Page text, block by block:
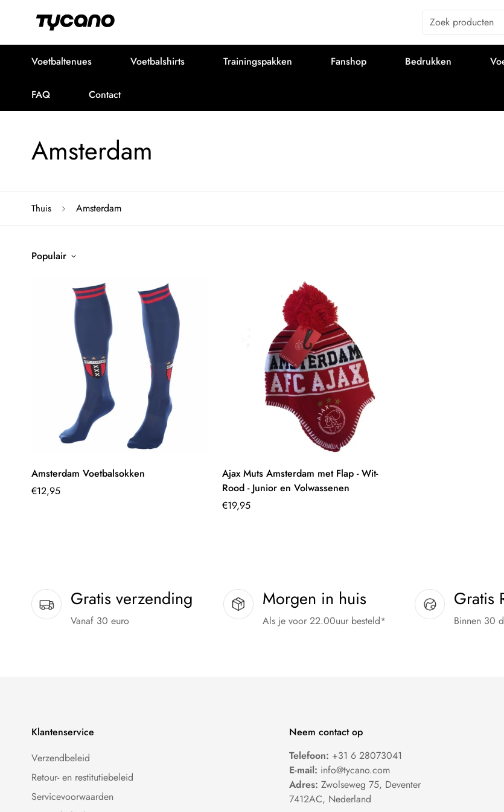
Zoek producten
Voetbaltenues Voetbalshirts Trainingspakken Fanshop Bedrukken
FAQ Contact
Amsterdam
Thuis Amsterdam
Populair
Amsterdam Voetbalsokken
Normale
€12,95
Ajax Muts Amsterdam met Flap - Wit-
Rood - Junior en Volwassenen
Normale
€19,95
Gratis verzending
Vanaf 30 euro
Morgen in huis
Als je voor 22.00uur besteld*
Gratis
Binnen 30
Klantenservice
Verzendbeleid
Retour- en restitutiebeleid
Servicevoorwaarden
Neem contact op
Telefoon: +31 6 28073041
E-mail: info@tycano.com
Adres: Zwolseweg 75, Deventer
7412AC, Nederland